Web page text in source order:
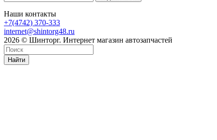
Наши контакты
+7(4742) 370-333
internet@shintorg48.ru
2026 © Шинторг. Интернет магазин автозапчастей
Найти